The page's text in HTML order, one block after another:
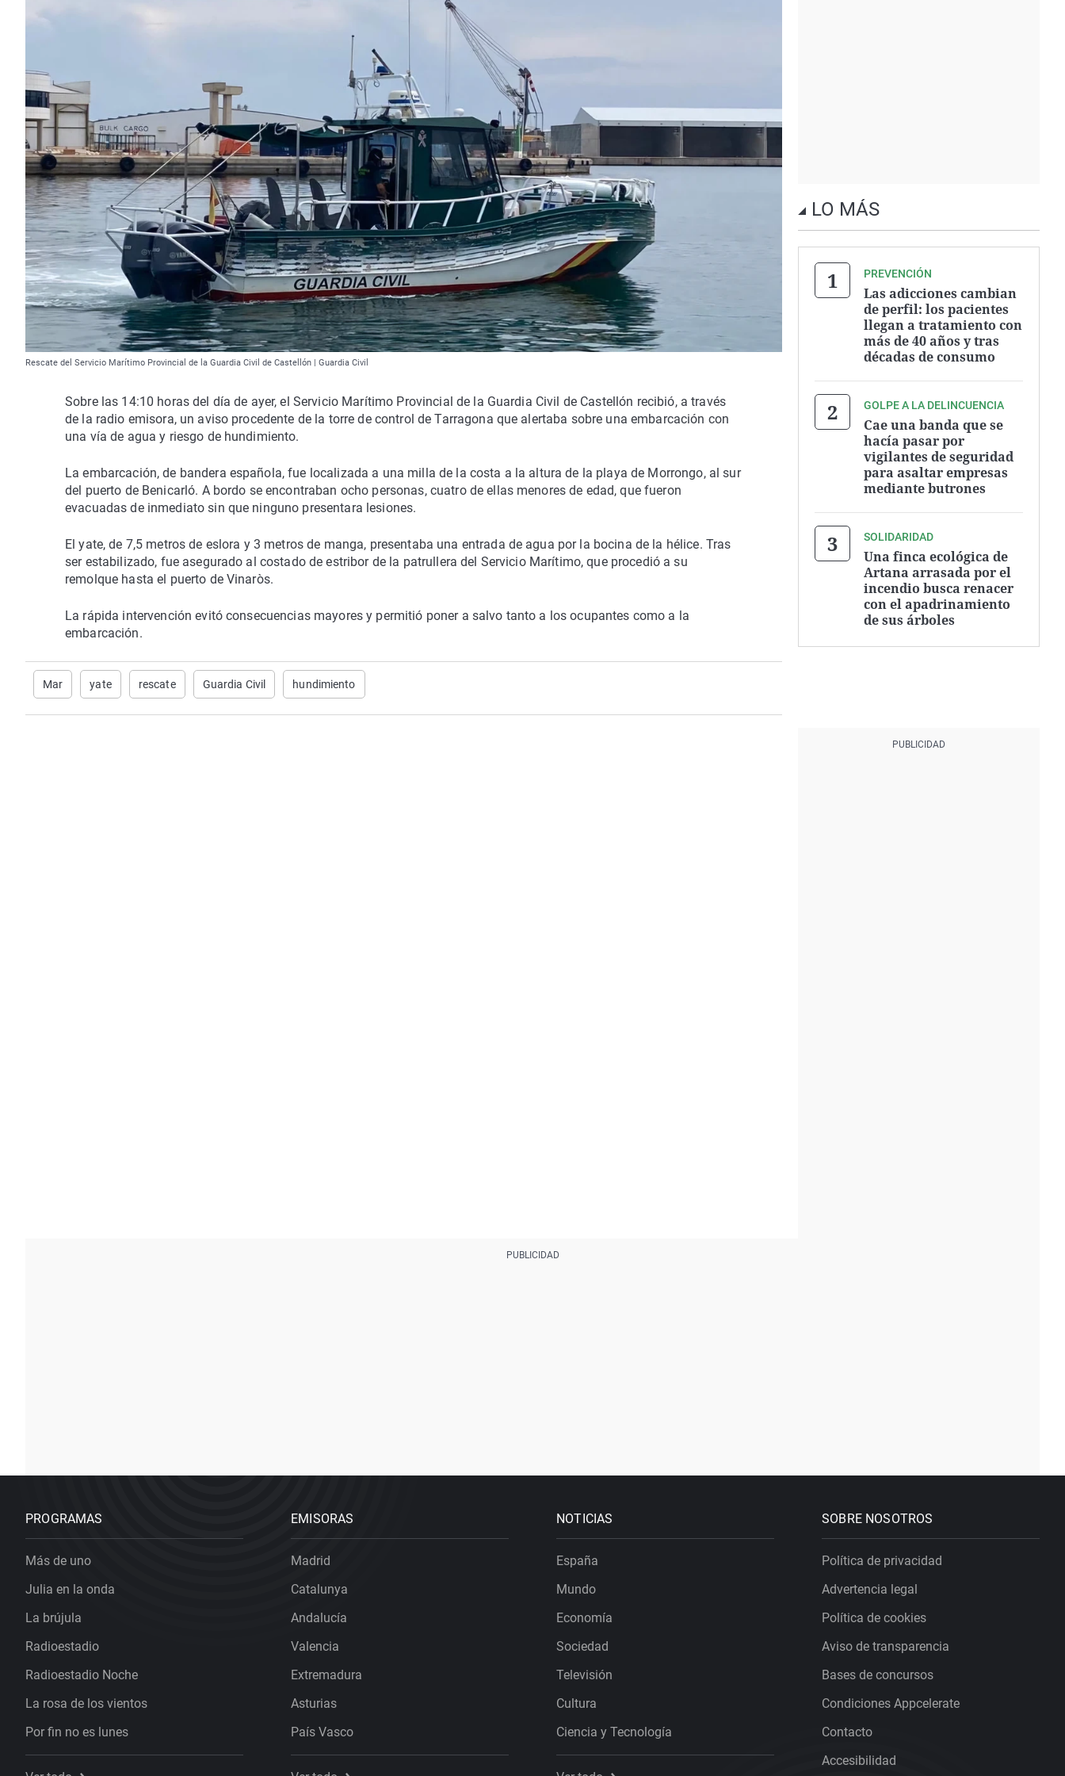
Rescate del Servicio Marítimo Provincial de la Guardia Civil de Castellón | Guardia Civil
Sobre las 14:10 horas del día de ayer, el Servicio Marítimo Provincial de la Guardia Civil de Castellón recibió, a través
de la radio emisora, un aviso procedente de la torre de control de Tarragona que alertaba sobre una embarcación con
una vía de agua y riesgo de hundimiento.
La embarcación, de bandera española, fue localizada a una milla de la costa a la altura de la playa de Morrongo, al sur
del puerto de Benicarló. A bordo se encontraban ocho personas, cuatro de ellas menores de edad, que fueron
evacuadas de inmediato sin que ninguno presentara lesiones.
El yate, de 7,5 metros de eslora y 3 metros de manga, presentaba una entrada de agua por la bocina de la hélice. Tras
ser estabilizado, fue asegurado al costado de estribor de la patrullera del Servicio Marítimo, que procedió a su
remolque hasta el puerto de Vinaròs.
La rápida intervención evitó consecuencias mayores y permitió poner a salvo tanto a los ocupantes como a la
embarcación.
Mar yate rescate Guardia Civil hundimiento
LO MÁS
PREVENCIÓN
Las adicciones cambian
de perfil: los pacientes
llegan a tratamiento con
más de 40 años y tras
décadas de consumo
GOLPE A LA DELINCUENCIA
Cae una banda que se
hacía pasar por
vigilantes de seguridad
para asaltar empresas
mediante butrones
SOLIDARIDAD
Una finca ecológica de
Artana arrasada por el
incendio busca renacer
con el apadrinamiento
de sus árboles
PROGRAMAS
Más de uno
Julia en la onda
La brújula
Radioestadio
Radioestadio Noche
La rosa de los vientos
Por fin no es lunes
EMISORAS
Madrid
Catalunya
Andalucía
Valencia
Extremadura
Asturias
País Vasco
NOTICIAS
España
Mundo
Economía
Sociedad
Televisión
Cultura
Ciencia y Tecnología
SOBRE NOSOTROS
Política de privacidad
Advertencia legal
Política de cookies
Aviso de transparencia
Bases de concursos
Condiciones Appcelerate
Contacto
Accesibilidad